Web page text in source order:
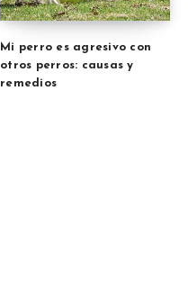
Mi perro es agresivo con
otros perros: causas y
remedios